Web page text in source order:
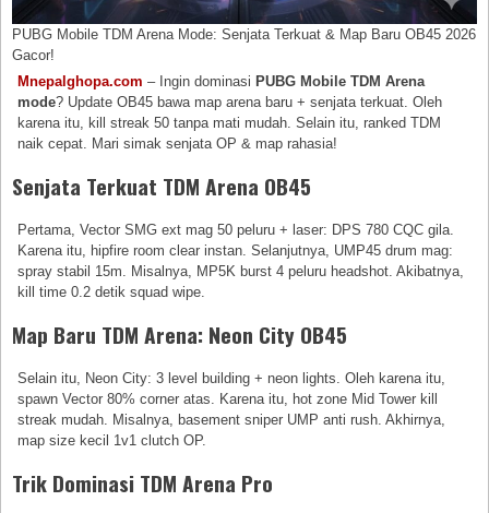
PUBG Mobile TDM Arena Mode: Senjata Terkuat & Map Baru OB45 2026
Gacor!
Mnepalghopa.com – Ingin dominasi PUBG Mobile TDM Arena
mode? Update OB45 bawa map arena baru + senjata terkuat. Oleh
karena itu, kill streak 50 tanpa mati mudah. Selain itu, ranked TDM
naik cepat. Mari simak senjata OP & map rahasia!
Senjata Terkuat TDM Arena OB45
Pertama, Vector SMG ext mag 50 peluru + laser: DPS 780 CQC gila.
Karena itu, hipfire room clear instan. Selanjutnya, UMP45 drum mag:
spray stabil 15m. Misalnya, MP5K burst 4 peluru headshot. Akibatnya,
kill time 0.2 detik squad wipe.
Map Baru TDM Arena: Neon City OB45
Selain itu, Neon City: 3 level building + neon lights. Oleh karena itu,
spawn Vector 80% corner atas. Karena itu, hot zone Mid Tower kill
streak mudah. Misalnya, basement sniper UMP anti rush. Akhirnya,
map size kecil 1v1 clutch OP.
Trik Dominasi TDM Arena Pro